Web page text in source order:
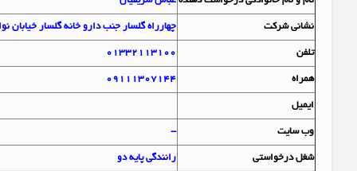
نشاني شرکت چهارراه گلسار جنب دارو خانه گلسار خیابان
تلفن 01332113100
همراه 09111307144
ايميل
وب سايت -
شغل درخواستي رانندگی پایه دو